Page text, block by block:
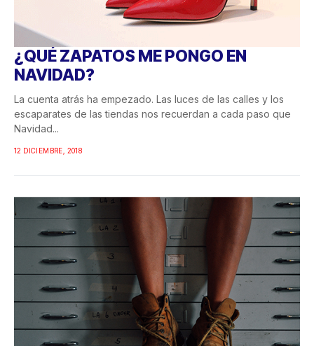
¿QUÉ ZAPATOS ME PONGO EN
NAVIDAD?
La cuenta atrás ha empezado. Las luces de las calles y los
escaparates de las tiendas nos recuerdan a cada paso que
Navidad...
12 DICIEMBRE, 2018